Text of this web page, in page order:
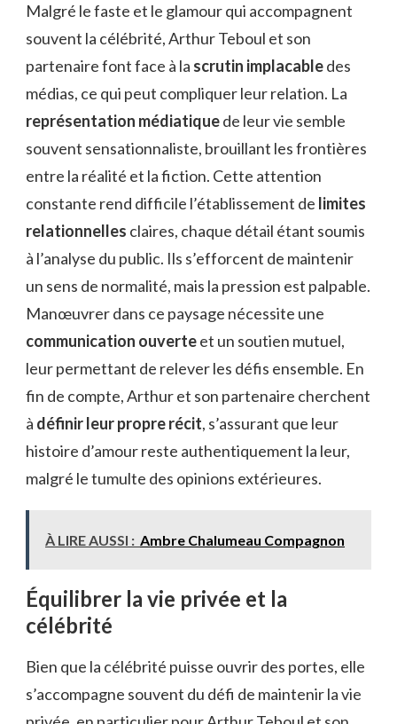
Malgré le faste et le glamour qui accompagnent
souvent la célébrité, Arthur Teboul et son
partenaire font face à la scrutin implacabledes
médias, ce qui peut compliquer leur relation. La
représentation médiatiquede leur vie semble
souvent sensationnaliste, brouillant les frontières
entre la réalité et la fiction. Cette attention
constante rend difficile l’établissement de limites
relationnelles claires, chaque détail étant soumis
à l’analyse du public. Ils s’efforcent de maintenir
un sens de normalité, mais la pression est palpable.
Manœuvrer dans ce paysage nécessite une
communication ouverteet un soutien mutuel,
leur permettant de relever les défis ensemble. En
fin de compte, Arthur et son partenaire cherchent
à définir leur propre récit, s’assurant que leur
histoire d’amour reste authentiquement la leur,
malgré le tumulte des opinions extérieures.
À LIRE AUSSI : Ambre Chalumeau Compagnon
Équilibrer la vie privée et la
célébrité
Bien que la célébrité puisse ouvrir des portes, elle
s’accompagne souvent du défi de maintenir la vie